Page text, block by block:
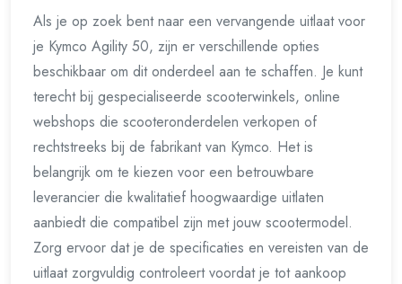
Als je op zoek bent naar een vervangende uitlaat voor
je Kymco Agility 50, zijn er verschillende opties
beschikbaar om dit onderdeel aan te schaffen. Je kunt
terecht bij gespecialiseerde scooterwinkels, online
webshops die scooteronderdelen verkopen of
rechtstreeks bij de fabrikant van Kymco. Het is
belangrijk om te kiezen voor een betrouwbare
leverancier die kwalitatief hoogwaardige uitlaten
aanbiedt die compatibel zijn met jouw scootermodel.
Zorg ervoor dat je de specificaties en vereisten van de
uitlaat zorgvuldig controleert voordat je tot aankoop